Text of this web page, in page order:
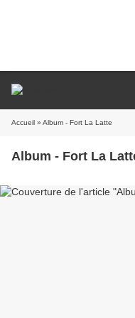
Accueil » Album - Fort La Latte
Album - Fort La